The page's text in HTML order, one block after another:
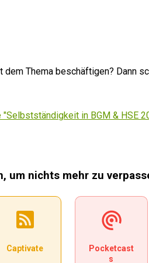
Selbstständigen (die, die
erleben Schwankungen &
helfen beim
Thema beschäftigen? Dann
"Selbstständigkeit in BGM & HSE
um nichts mehr zu
Captivate
Pocketcast
s